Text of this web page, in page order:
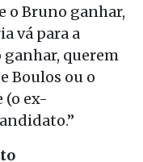
o Bruno ganhar,
vá para a
ganhar, querem
Boulos ou o
(o ex-